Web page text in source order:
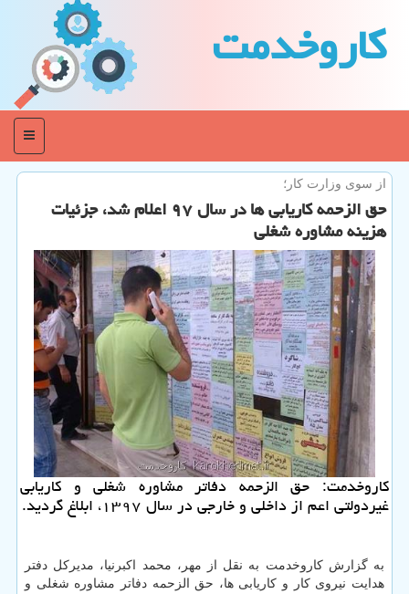
كاروخدمت
منو
از سوی وزارت كار؛
حق الزحمه كاریابی ها در سال ۹۷ اعلام شد، جزئیات
هزینه مشاوره شغلی
كاروخدمت: حق الزحمه دفاتر مشاوره شغلی و كاریابی
غیردولتی اعم از داخلی و خارجی در سال ۱۳۹۷، ابلاغ گردید.
به گزارش كاروخدمت به نقل از مهر، محمد اكبرنیا، مدیركل دفتر
هدایت نیروی كار و كاریابی ها، حق الزحمه دفاتر مشاوره شغلی و